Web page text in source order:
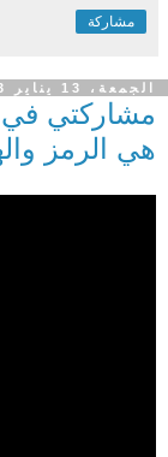
مشاركة
الجمعة، 13 يناير 2023
مشاركتي في
هي الرمز